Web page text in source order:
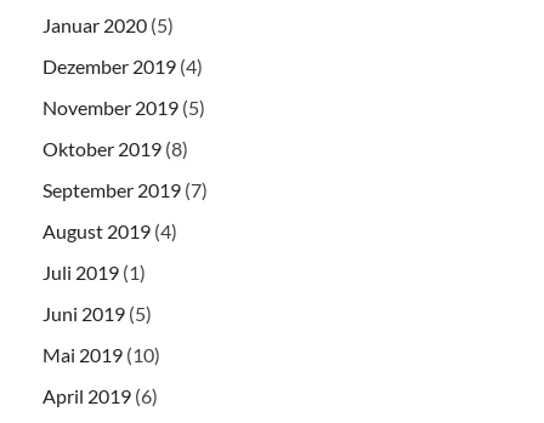
Januar 2020 (5)
Dezember 2019 (4)
November 2019 (5)
Oktober 2019 (8)
September 2019 (7)
August 2019 (4)
Juli 2019 (1)
Juni 2019 (5)
Mai 2019 (10)
April 2019 (6)